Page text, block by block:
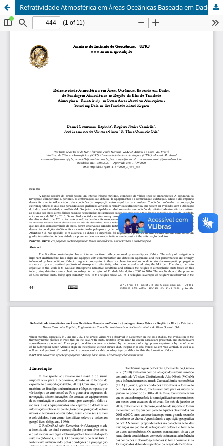
Refratividade Atmosférica em Áreas Oceânicas Baseada em Dados de Sondagem Atmosférica na Região da Ilha de Trindade